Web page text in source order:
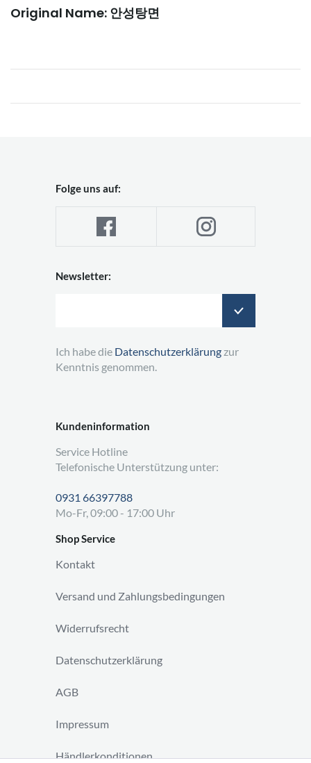
Original Name: 안성탕면
Kundeninformation
Service Hotline
Telefonische Unterstützung unter:
0931 66397788
Mo-Fr, 09:00 - 17:00 Uhr
Shop Service
Kontakt
Versand und Zahlungsbedingungen
Widerrufsrecht
Datenschutzerklärung
AGB
Impressum
Händlerkonditionen
Folge uns auf:
Newsletter:
Ich habe die Datenschutzerklärung zur
Kenntnis genommen.